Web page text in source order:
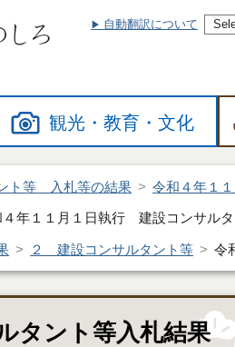
自動翻訳について
観光・教育・文化
ト等 入札等の結果 令和４年１
４年１１月１日執行 建設コンサル
２ 建設コンサルタント等 令
タント等入札結果